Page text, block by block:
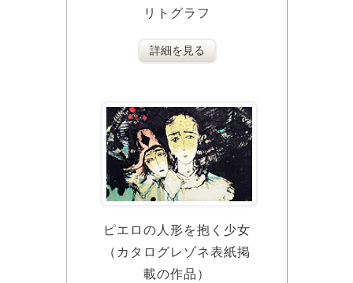
リトグラフ
詳細を見る
ピエロの人形を抱く少女
（カタログレゾネ表紙掲
載の作品）